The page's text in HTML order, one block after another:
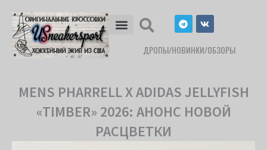
содержимому
T
e
l
e
g
V
k
ДРОПЫ/НОВИНКИ/ОБЗОРЫ
MENS PHARRELL X ADIDAS JELLYFISH
«TIMBER» 2026: АНОНС НОВОЙ
РАСЦВЕТКИ